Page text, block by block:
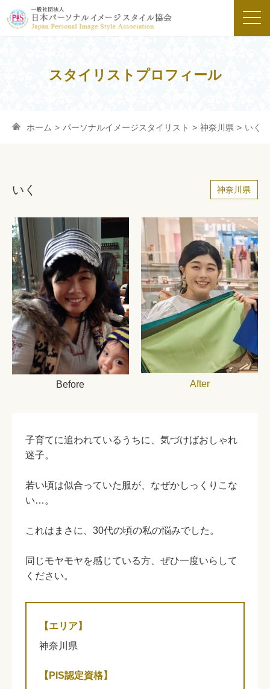
スタイリストプロフィール
ホーム > パーソナルイメージスタイリスト > 神奈川県 > いく
いく 神奈川県
Before After
子育てに追われているうちに、気づけばおしゃれ
迷子。
若い頃は似合っていた服が、なぜかしっくりこな
い…。
これはまさに、30代の頃の私の悩みでした。
同じモヤモヤを感じている方、ぜひ一度いらして
ください。
【エリア】
神奈川県
【PIS認定資格】